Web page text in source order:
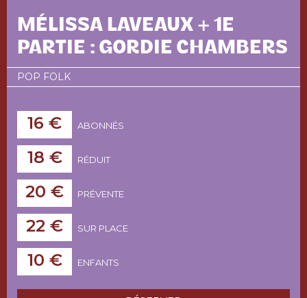
MÉLISSA LAVEAUX + 1E
PARTIE : GORDIE CHAMBERS
POP FOLK
16 € ABONNÉS
18 € RÉDUIT
20 € PRÉVENTE
22 € SUR PLACE
10 € ENFANTS